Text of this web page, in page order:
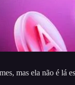
mas ela não é lá